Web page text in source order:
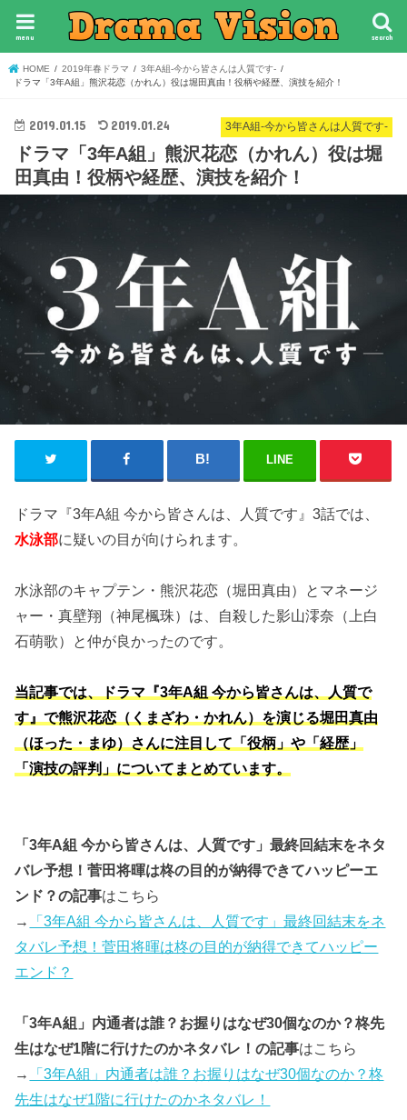
search
menu
HOME 2019年春ドラマ
3年A組-今から皆さんは人質です-
ドラマ「3年A組」熊沢花恋（かれん）役は堀田真由！役柄や経歴、演技を紹介！
3年A組-今から皆さんは人質です-
2019.01.15 2019.01.24
ドラマ「3年A組」熊沢花恋（かれん）役は堀
田真由！役柄や経歴、演技を紹介！
LINE
ドラマ『3年A組 今から皆さんは、人質です』3話では、
水泳部に疑いの目が向けられます。
水泳部のキャプテン・熊沢花恋（堀田真由）とマネージ
ャー・真壁翔（神尾楓珠）は、自殺した影山澪奈（上白
石萌歌）と仲が良かったのです。
当記事では、ドラマ『3年A組 今から皆さんは、人質で
す』で熊沢花恋（くまざわ・かれん）を演じる堀田真由
（ほった・まゆ）さんに注目して「役柄」や「経歴」
「演技の評判」についてまとめています。
「3年A組 今から皆さんは、人質です」最終回結末をネタ
バレ予想！菅田将暉は柊の目的が納得できてハッピーエ
ンド？の記事はこちら
→
「3年A組 今から皆さんは、人質です」最終回結末をネ
タバレ予想！菅田将暉は柊の目的が納得できてハッピー
エンド？
「3年A組」内通者は誰？お握りはなぜ30個なのか？柊先
生はなぜ1階に行けたのかネタバレ！の記事はこちら
→
「3年A組」内通者は誰？お握りはなぜ30個なのか？柊
先生はなぜ1階に行けたのかネタバレ！